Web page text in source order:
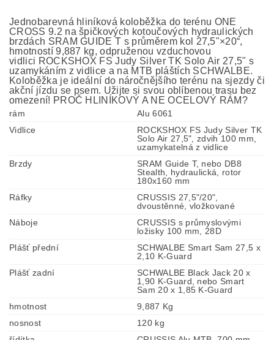
Jednobarevná hliníková koloběžka do terénu ONE
CROSS 9.2 na špičkových kotoučových hydraulických
brzdách SRAM GUIDE T s průměrem kol 27,5"×20“,
hmotností 9,887 kg, odpruženou vzduchovou
vidlici ROCKSHOX FS Judy Silver TK Solo Air 27,5" s
uzamykáním z vidlice a na MTB pláštích SCHWALBE.
Koloběžka je ideální do náročnějšího terénu na sjezdy či
akční jízdu se psem. Užijte si svou oblíbenou trasu bez
omezení! PROČ HLINÍKOVÝ A NE OCELOVÝ RÁM?
rám
Alu 6061
Vidlice
ROCKSHOX FS Judy Silver TK
Solo Air 27,5", zdvih 100 mm,
uzamykatelná z vidlice
Brzdy
SRAM Guide T, nebo DB8
Stealth, hydraulická, rotor
180x160 mm
Ráfky
CRUSSIS 27,5"/20",
dvoustěnné, vložkované
Náboje
CRUSSIS s průmyslovými
ložisky 100 mm, 28D
Plášť přední
SCHWALBE Smart Sam 27,5 x
2,10 K-Guard
Plášť zadní
SCHWALBE Black Jack 20 x
1,90 K-Guard, nebo Smart
Sam 20 x 1,85 K-Guard
hmotnost
9,887 Kg
nosnost
120 kg